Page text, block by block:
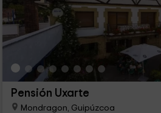
Pensión Uxarte
Mondragon, Guipúzcoa